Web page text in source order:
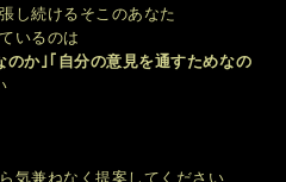
し続けるそこのあなた
いるのは
のか｣
｢自分の意見を通すためなの
気兼ねなく提案してください